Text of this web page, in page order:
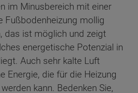
im Minusbereich mit einer
Fußbodenheizung mollig
das ist möglich und zeigt
energetische Potenzial in
Auch sehr kalte Luft
Energie, die für die Heizung
kann. Bedenken Sie,